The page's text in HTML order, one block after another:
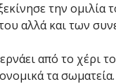
την ομιλία
αλλά και των
από το χέρι
τα